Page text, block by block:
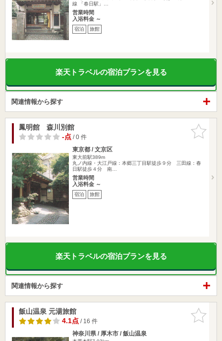
線 「春日駅」…
営業時間
入浴料金 ～
宿泊 旅館
楽天トラベルの宿泊プランを見る
関連情報から探す
お気に入
りに追加
鳳明館 森川別館
-点/ 0 件
東京都 / 文京区
東大前駅389m
丸ノ内線・大江戸線：本郷三丁目駅徒歩９分 三田線：春
日駅徒歩４分 南…
営業時間
入浴料金 ～
宿泊 旅館
楽天トラベルの宿泊プランを見る
関連情報から探す
お気に入
りに追加
飯山温泉 元湯旅館
4.1点/ 16 件
神奈川県 / 厚木市 / 飯山温泉